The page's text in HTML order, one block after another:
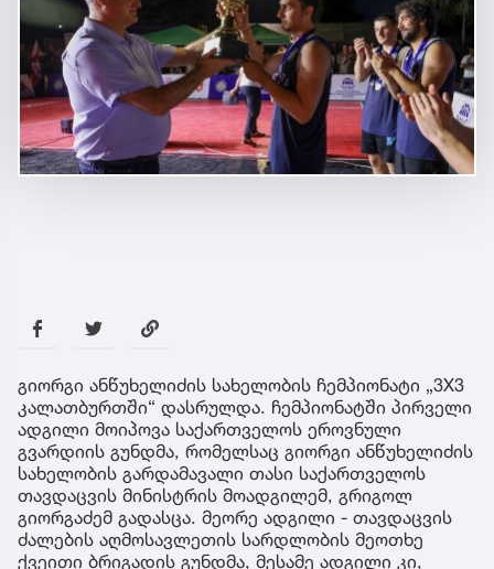
გიორგი ანწუხელიძის სახელობის ჩემპიონატი „3X3
კალათბურთში“ დასრულდა. ჩემპიონატში პირველი
ადგილი მოიპოვა საქართველოს ეროვნული
გვარდიის გუნდმა, რომელსაც გიორგი ანწუხელიძის
სახელობის გარდამავალი თასი საქართველოს
თავდაცვის მინისტრის მოადგილემ, გრიგოლ
გიორგაძემ გადასცა. მეორე ადგილი - თავდაცვის
ძალების აღმოსავლეთის სარდლობის მეოთხე
ქვეითი ბრიგადის გუნდმა, მესამე ადგილი კი,